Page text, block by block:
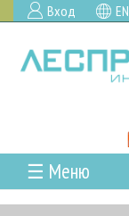
Вход EN
☰ Меню
ГЛАВНАЯ